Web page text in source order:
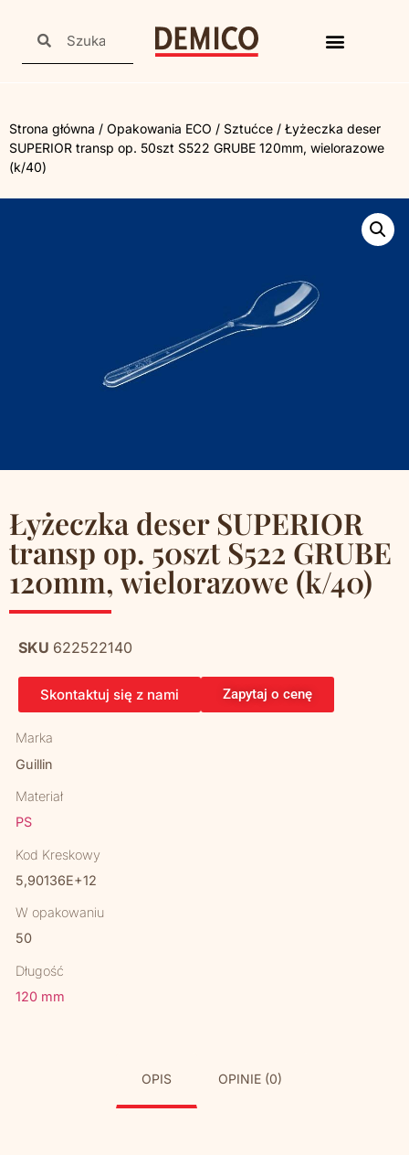
Strona główna / Opakowania ECO / Sztućce / Łyżeczka deser
SUPERIOR transp op. 50szt S522 GRUBE 120mm, wielorazowe
(k/40)
Łyżeczka deser SUPERIOR
transp op. 50szt S522 GRUBE
120mm, wielorazowe (k/40)
SKU 622522140
Skontaktuj się z nami Zapytaj o cenę
Marka
Guillin
Materiał
PS
Kod Kreskowy
5,90136E+12
W opakowaniu
50
Długość
120 mm
OPIS OPINIE (0)